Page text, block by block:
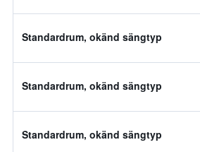
Standardrum, okänd sängtyp
Standardrum, okänd sängtyp
Standardrum, okänd sängtyp